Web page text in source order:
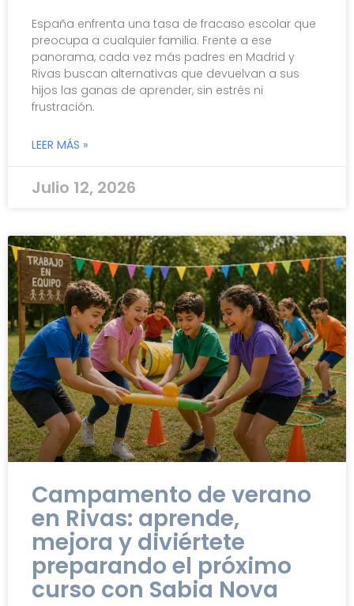
España enfrenta una tasa de fracaso escolar que
preocupa a cualquier familia. Frente a ese
panorama, cada vez más padres en Madrid y
Rivas buscan alternativas que devuelvan a sus
hijos las ganas de aprender, sin estrés ni
frustración.
LEER MÁS »
Julio 12, 2026
Campamento de verano
en Rivas: aprende,
mejora y diviértete
preparando el próximo
curso con Sabia Nova